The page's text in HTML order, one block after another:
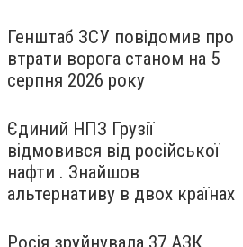
Генштаб ЗСУ повідомив про
втрати ворога станом на 5
серпня 2026 року
Єдиний НПЗ Грузії
відмовився від російської
нафти . Знайшов
альтернативу в двох країнах
Росія зруйнувала 37 АЗК